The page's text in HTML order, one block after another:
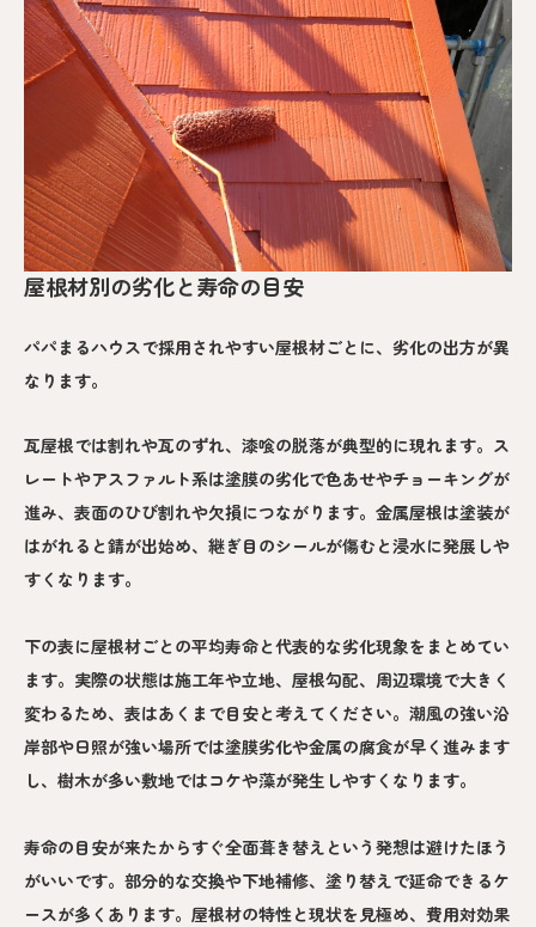
屋根材別の劣化と寿命の目安
パパまるハウスで採用されやすい屋根材ごとに、劣化の出方が異
なります。
瓦屋根では割れや瓦のずれ、漆喰の脱落が典型的に現れます。ス
レートやアスファルト系は塗膜の劣化で色あせやチョーキングが
進み、表面のひび割れや欠損につながります。金属屋根は塗装が
はがれると錆が出始め、継ぎ目のシールが傷むと浸水に発展しや
すくなります。
下の表に屋根材ごとの平均寿命と代表的な劣化現象をまとめてい
ます。実際の状態は施工年や立地、屋根勾配、周辺環境で大きく
変わるため、表はあくまで目安と考えてください。潮風の強い沿
岸部や日照が強い場所では塗膜劣化や金属の腐食が早く進みます
し、樹木が多い敷地ではコケや藻が発生しやすくなります。
寿命の目安が来たからすぐ全面葺き替えという発想は避けたほう
がいいです。部分的な交換や下地補修、塗り替えで延命できるケ
ースが多くあります。屋根材の特性と現状を見極め、費用対効果